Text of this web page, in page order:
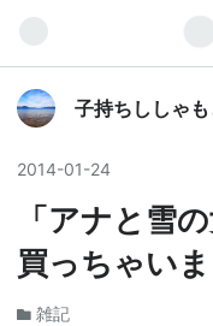
子持ちししゃ
2014-01-24
「アナと雪
買っちゃい
雑記